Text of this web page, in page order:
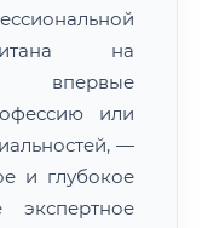
на
впервые
или
—
и глубокое